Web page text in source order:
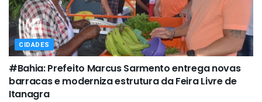
CIDADES
#Bahia: Prefeito Marcus Sarmento entrega novas
barracas e moderniza estrutura da Feira Livre de
Itanagra